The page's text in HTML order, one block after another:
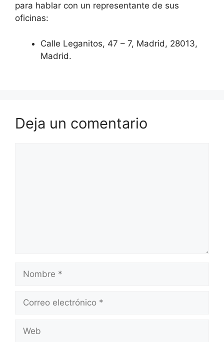
para hablar con un representante de sus
oficinas:
Calle Leganitos, 47 – 7, Madrid, 28013,
Madrid.
Deja un comentario
Nombre
Correo
Web